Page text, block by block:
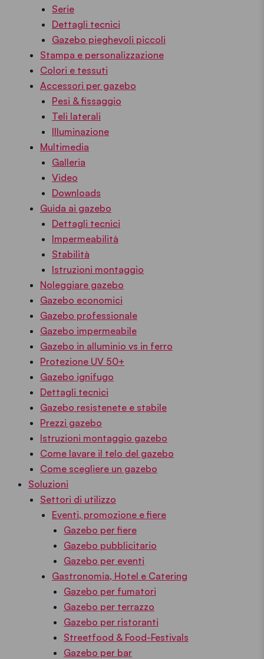
Serie
Dettagli tecnici
Gazebo pieghevoli piccoli
Stampa e personalizzazione
Colori e tessuti
Accessori per gazebo
Pesi & fissaggio
Teli laterali
Illuminazione
Multimedia
Galleria
Video
Downloads
Guida ai gazebo
Dettagli tecnici
Impermeabilità
Stabilità
Istruzioni montaggio
Noleggiare gazebo
Gazebo economici
Gazebo professionale
Gazebo impermeabile
Gazebo in alluminio vs in ferro
Protezione UV 50+
Gazebo ignifugo
Dettagli tecnici
Gazebo resistenete e stabile
Prezzi gazebo
Istruzioni montaggio gazebo
Come lavare il telo del gazebo
Come scegliere un gazebo
Soluzioni
Settori di utilizzo
Eventi, promozione e fiere
Gazebo per fiere
Gazebo pubblicitario
Gazebo per eventi
Gastronomia, Hotel e Catering
Gazebo per fumatori
Gazebo per terrazzo
Gazebo per ristoranti
Streetfood & Food-Festivals
Gazebo per bar